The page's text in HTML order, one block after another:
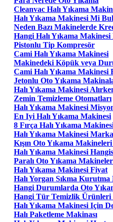
Cleanvac Halı Yıkama
Halı Yıkama Makinesi Mi
Neden Bazı Makinelerde
Hangi Halı Yıkama
Pistonlu Tip Kompresör
Cami Halı Yıkama Makinesi
Makinedeki Köpük veya
Cami Halı Yıkama Makinesi
Jetonlu Oto Yıkama
Halı Yıkama Makinesi
Zemin Temizleme Otomatları
Halı Yıkama Makinesi
En Iyi Halı Yıkama Makinesi
8 Fırça Halı Yıkama
Halı Yıkama Makinesi
Kışın Oto Yıkama Makineleri
Halı Yıkama Makinesi
Paralı Oto Yıkama
Halı Yıkama Makinesi Fiyat
Halı Yorgan Sıkma
Hangi Durumlarda Oto
Hangi Tür Temizlik Ürünleri
Halı Yıkama Makinesi Için
Halı Paketleme Makinası